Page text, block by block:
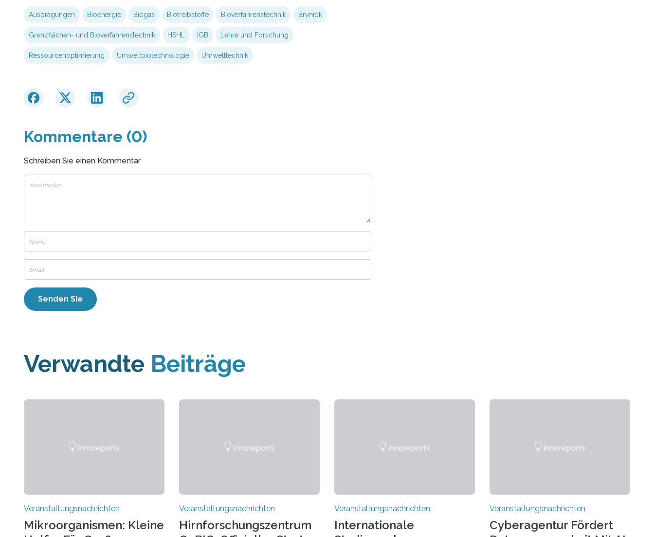
Ausprägungen Bioenergie Biogas Biotreibstoffe Bioverfahrenstechnik Bryniok
Grenzflächen- und Bioverfahrenstechnik HSHL IGB Lehre und Forschung
Ressourcenoptimierung Umweltbiotechnologie Umwelttechnik
Kommentare (0)
Schreiben Sie einen Kommentar
Verwandte Beiträge
Veranstaltungsnachrichten
Mikroorganismen: Kleine
Veranstaltungsnachrichten
Hirnforschungszentrum
Veranstaltungsnachrichten
Internationale
Veranstaltungsnachrichten
Cyberagentur Fördert